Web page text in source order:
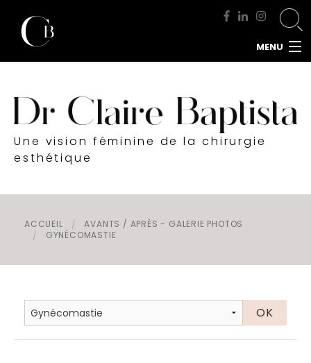
MENU
DOCTEUR BAPTISTA
CHIRURGIE MAMMAIRE
CHIRURGIE DU VISAGE
CHIRURGIE DE LA SILHOUETTE
CHIRURGIE INTIME
MÉDECINE ESTHÉTIQUE
RENDEZ-VOUS
Une vision féminine de la chirurgie
esthétique
ACCUEIL
AVANTS / APRÈS - GALERIE PHOTOS
GYNÉCOMASTIE